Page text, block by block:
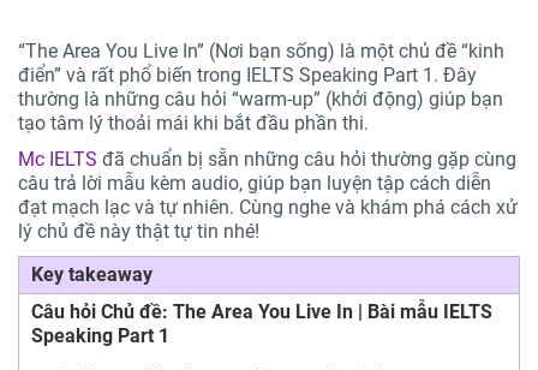
“The Area You Live In” (Nơi bạn sống) là một chủ đề “kinh
điển” và rất phổ biến trong IELTS Speaking Part 1. Đây
thường là những câu hỏi “warm-up” (khởi động) giúp bạn
tạo tâm lý thoải mái khi bắt đầu phần thi.
Mc IELTS đã chuẩn bị sẵn những câu hỏi thường gặp cùng
câu trả lời mẫu kèm audio, giúp bạn luyện tập cách diễn
đạt mạch lạc và tự nhiên. Cùng nghe và khám phá cách xử
lý chủ đề này thật tự tin nhé!
Key takeaway
Câu hỏi Chủ đề: The Area You Live In | Bài mẫu IELTS
Speaking Part 1